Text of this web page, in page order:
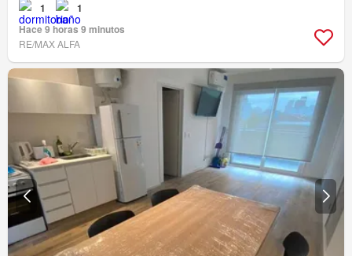
1
1
Hace 9 horas 9 minutos
RE/MAX ALFA